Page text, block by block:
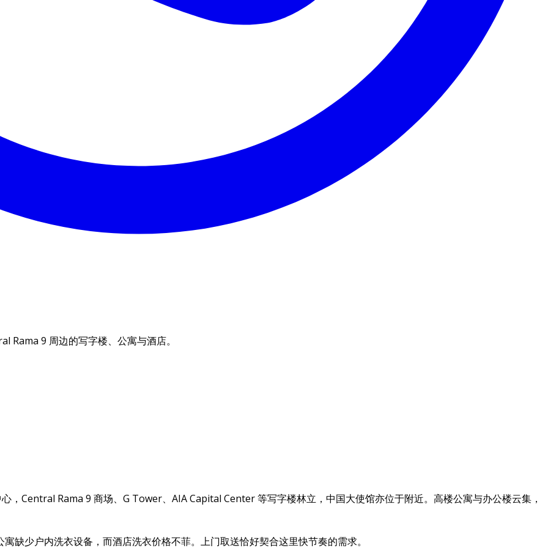
9 周边的写字楼、公寓与酒店。
，Central Rama 9 商场、G Tower、AIA Capital Center 等写字楼林立，中国大使馆亦位于附近。高楼公寓与办公楼云集，
缺少户内洗衣设备，而酒店洗衣价格不菲。上门取送恰好契合这里快节奏的需求。